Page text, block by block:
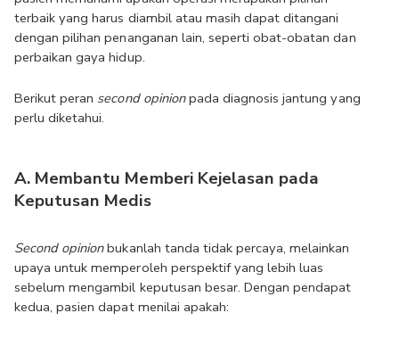
terbaik yang harus diambil atau masih dapat ditangani
dengan pilihan penanganan lain, seperti obat-obatan dan
perbaikan gaya hidup.
Berikut peran second opinion pada diagnosis jantung yang
perlu diketahui.
A. Membantu Memberi Kejelasan pada
Keputusan Medis
Second opinion bukanlah tanda tidak percaya, melainkan
upaya untuk memperoleh perspektif yang lebih luas
sebelum mengambil keputusan besar. Dengan pendapat
kedua, pasien dapat menilai apakah: